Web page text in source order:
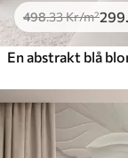
498.33Kr/m²299